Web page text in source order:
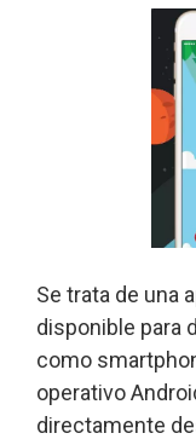
Se trata de una
disponible para
como
operativo
directamente